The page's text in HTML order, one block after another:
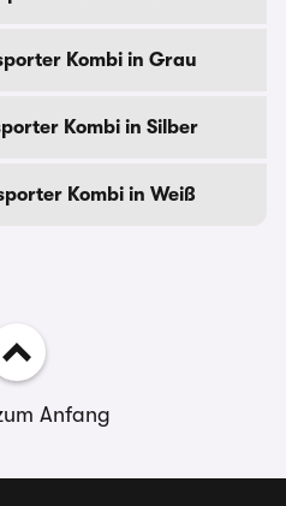
Kombi in Grau
Kombi in Silber
Kombi in Weiß
Anfang